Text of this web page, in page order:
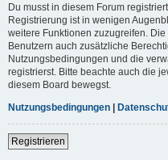
Du musst in diesem Forum
Registrierung ist in wenigen
weitere Funktionen zuzugreifen.
Benutzern auch zusätzliche
Nutzungsbedingungen und die
registrierst. Bitte beachte auch die
diesem Board bewegst.
Nutzungsbedingungen |
Registrieren